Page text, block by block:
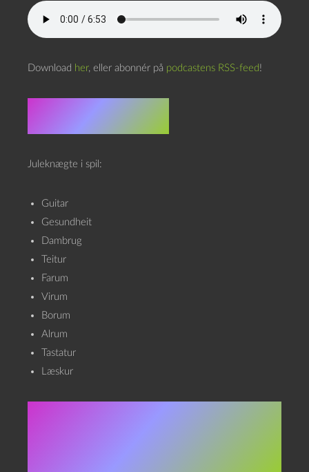
Download her, eller abonnér på podcastens RSS-feed!
Doom scroll
Juleknægte i spil:
Guitar
Gesundheit
Dambrug
Teitur
Farum
Virum
Borum
Alrum
Tastatur
Læskur